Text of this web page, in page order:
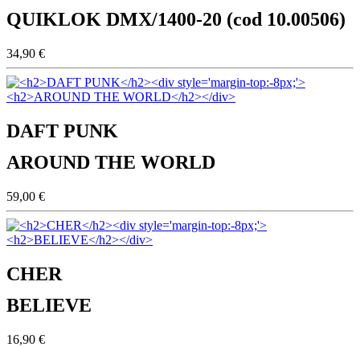
QUIKLOK DMX/1400-20 (cod 10.00506)
34,90 €
DAFT PUNK
AROUND THE WORLD
59,00 €
CHER
BELIEVE
16,90 €